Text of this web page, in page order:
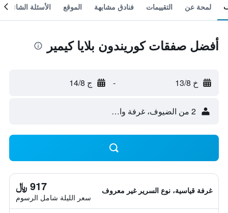
لمحة عن التقييمات فنادق مشابهة الموقع الأسئلة الشائعة
أفضل صفقات كوريندون بلايا كيمير
خ 13/8 - ج 14/8
2 من الضيوف، غرفة واحدة
غرفة قياسية، نوع السرير غير معروف 917 ﷼
سعر الليلة شامل الرسوم